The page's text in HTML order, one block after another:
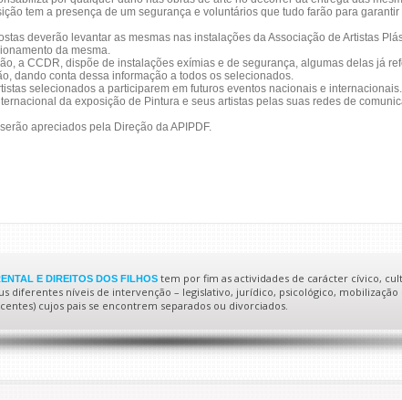
tem a presença de um segurança e voluntários que tudo farão para
deverão levantar as mesmas nas instalações da Associação de Artistas
da mesma.
a CCDR, dispõe de instalações exímias e de segurança, algumas delas já
dando conta dessa informação a todos os selecionados.
selecionados a participarem em futuros eventos nacionais e internacionais.
da exposição de Pintura e seus artistas pelas suas redes de
apreciados pela Direção da APIPDF.
E DIREITOS DOS FILHOS tem por fim as actividades de carácter cívico,
diferentes níveis de intervenção – legislativo, jurídico, psicológico,
cujos pais se encontrem separados ou divorciados.